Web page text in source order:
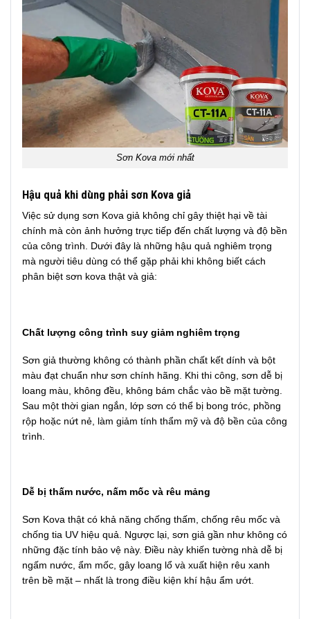
Sơn Kova mới nhất
Hậu quả khi dùng phải sơn Kova giả
Việc sử dụng sơn Kova giả không chỉ gây thiệt hại về tài
chính mà còn ảnh hưởng trực tiếp đến chất lượng và độ bền
của công trình. Dưới đây là những hậu quả nghiêm trọng
mà người tiêu dùng có thể gặp phải khi không biết cách
phân biệt sơn kova thật và giả:
Chất lượng công trình suy giảm nghiêm trọng
Sơn giả thường không có thành phần chất kết dính và bột
màu đạt chuẩn như sơn chính hãng. Khi thi công, sơn dễ bị
loang màu, không đều, không bám chắc vào bề mặt tường.
Sau một thời gian ngắn, lớp sơn có thể bị bong tróc, phồng
rộp hoặc nứt nẻ, làm giảm tính thẩm mỹ và độ bền của công
trình.
Dễ bị thấm nước, nấm mốc và rêu mảng
Sơn Kova thật có khả năng chống thấm, chống rêu mốc và
chống tia UV hiệu quả. Ngược lại, sơn giả gần như không có
những đặc tính bảo vệ này. Điều này khiến tường nhà dễ bị
ngấm nước, ẩm mốc, gây loang lổ và xuất hiện rêu xanh
trên bề mặt – nhất là trong điều kiện khí hậu ẩm ướt.